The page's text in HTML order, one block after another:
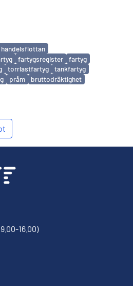
handelsflottan
fartygsregister
fartyg
torrlastfartyg
tankfartyg
pråm
bruttodräktighet
16.00)